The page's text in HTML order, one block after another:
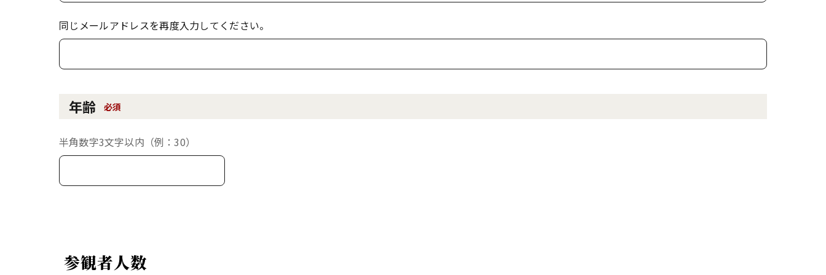
同じメールアドレスを再度入力してください。
年齢 必須
半角数字3文字以内（例：30）
参観者人数